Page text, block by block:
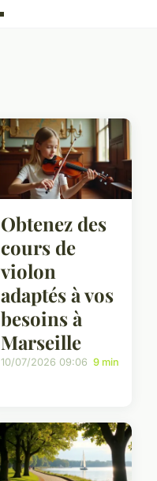
Obtenez des
cours de
violon
adaptés à vos
besoins à
Marseille
10/07/2026 09:06 9 min